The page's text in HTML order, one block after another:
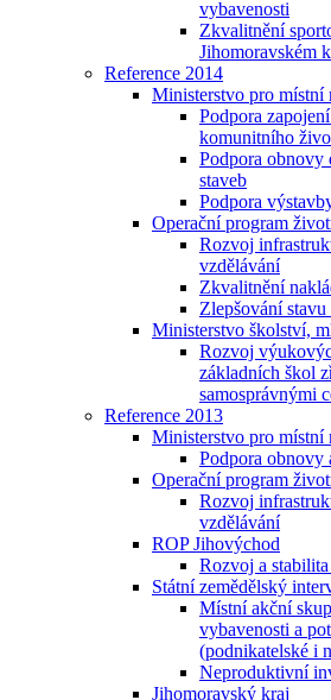
vybavenosti
Zkvalitnění
Jihomoravském
Reference 2014
Ministerstvo pro místní
Podpora
komunitního
Podpora obnovy
staveb
Podpora
Operační program
Rozvoj
vzdělávání
Zkvalitnění
Zlepšování
Ministerstvo školství,
Rozvoj
základních škol
samosprávnými
Reference 2013
Ministerstvo pro místní
Podpora obnovy
Operační program
Rozvoj
vzdělávání
ROP Jihovýchod
Rozvoj a
Státní zemědělský
Místní akční
vybavenosti a
(podnikatelské i
Neproduktivní
Jihomoravský kraj